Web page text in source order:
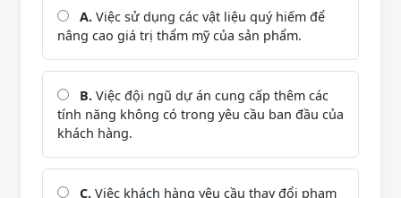
A. Việc sử dụng các vật liệu quý hiếm để
nâng cao giá trị thẩm mỹ của sản phẩm.
B. Việc đội ngũ dự án cung cấp thêm các
tính năng không có trong yêu cầu ban đầu của
khách hàng.
C. Việc khách hàng yêu cầu thay đổi phạm